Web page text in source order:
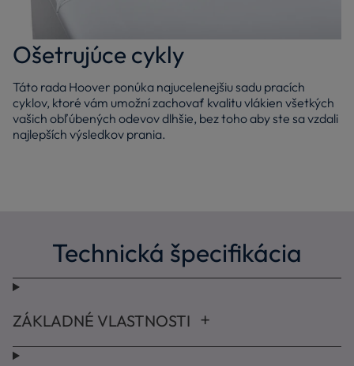
Ošetrujúce cykly
Táto rada Hoover ponúka najucelenejšiu sadu pracích
cyklov, ktoré vám umožní zachovať kvalitu vlákien všetkých
vašich obľúbených odevov dlhšie, bez toho aby ste sa vzdali
najlepších výsledkov prania.
Technická špecifikácia
ZÁKLADNÉ VLASTNOSTI